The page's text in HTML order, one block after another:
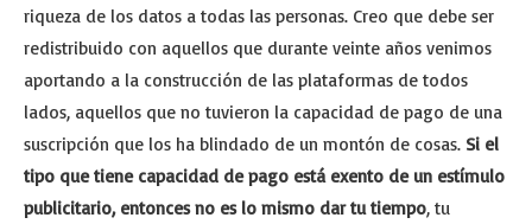
riqueza de los datos a todas las personas. Creo que debe ser
redistribuido con aquellos que durante veinte años venimos
aportando a la construcción de las plataformas de todos
lados, aquellos que no tuvieron la capacidad de pago de una
suscripción que los ha blindado de un montón de cosas. Si el
tipo que tiene capacidad de pago está exento de un estímulo
publicitario, entonces no es lo mismo dar tu tiempo, tu